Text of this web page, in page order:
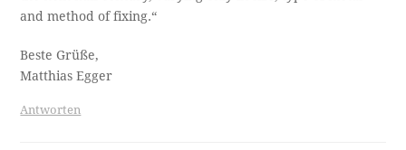
and method of fixing.“
Beste Grüße,
Matthias Egger
Antworten